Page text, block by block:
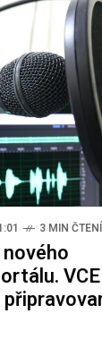
3 MIN ČTENÍ